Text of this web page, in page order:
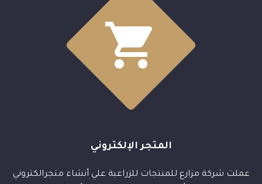


المتجر الإلكتروني
عملت شركة مزارع للمنتجات للزراعية علي أنشاء متجرالكتروني